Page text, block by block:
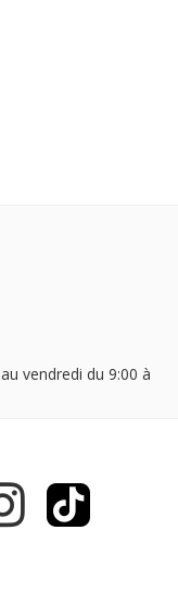
vendredi du 9:00 à